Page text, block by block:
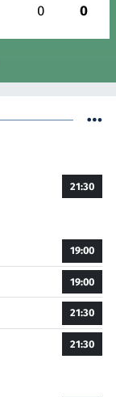
0 0
21:30
19:00
19:00
21:30
21:30